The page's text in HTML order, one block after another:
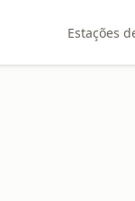
Estações